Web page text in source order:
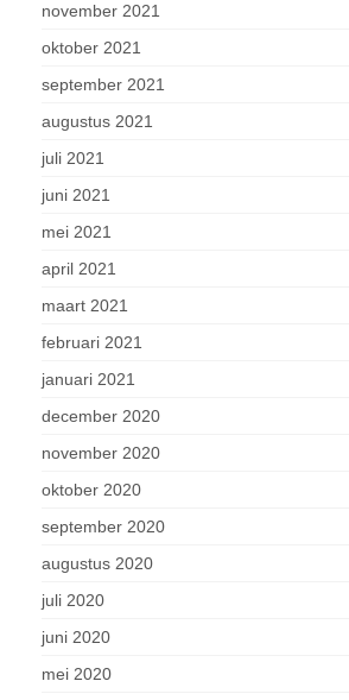
november 2021
oktober 2021
september 2021
augustus 2021
juli 2021
juni 2021
mei 2021
april 2021
maart 2021
februari 2021
januari 2021
december 2020
november 2020
oktober 2020
september 2020
augustus 2020
juli 2020
juni 2020
mei 2020